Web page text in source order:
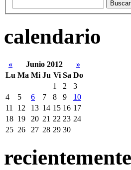
calendario
« Junio 2012
»
Lu Ma Mi Ju Vi Sa Do
1
2
3
4
5 6 7 8 9
10
11
12 13 14 15 16 17
18 19 20 21 22 23 24
25 26 27 28 29 30